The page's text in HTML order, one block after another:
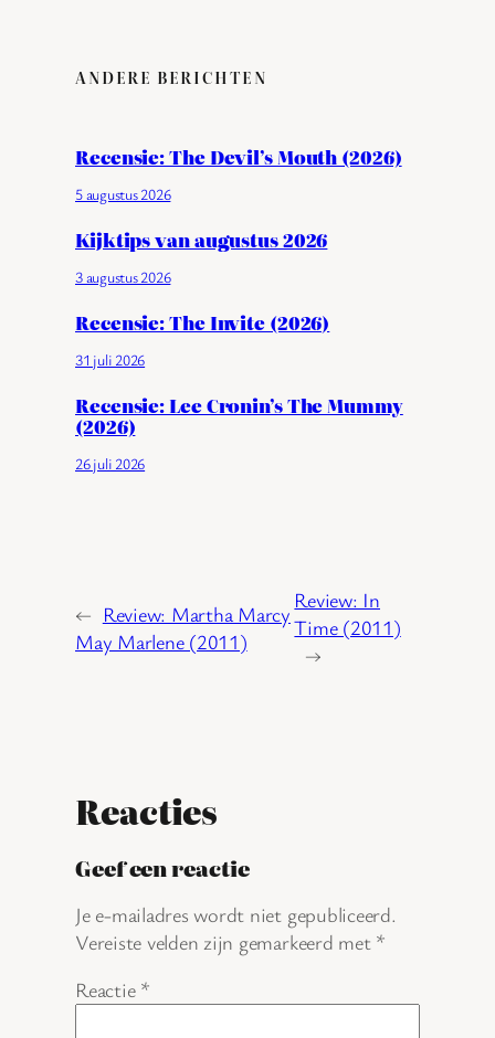
ANDERE BERICHTEN
Recensie: The Devil’s Mouth (2026)
5 augustus 2026
Kijktips van augustus 2026
3 augustus 2026
Recensie: The Invite (2026)
31 juli 2026
Recensie: Lee Cronin’s The Mummy
(2026)
26 juli 2026
← Review: Martha Marcy
May Marlene (2011)
Review: In
Time (2011)
→
Reacties
Geef een reactie
Je e-mailadres wordt niet gepubliceerd.
Vereiste velden zijn gemarkeerd met *
Reactie *